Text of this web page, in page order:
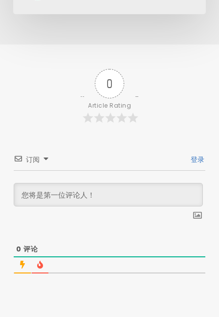
0
Article Rating
订阅 登录
0 评论